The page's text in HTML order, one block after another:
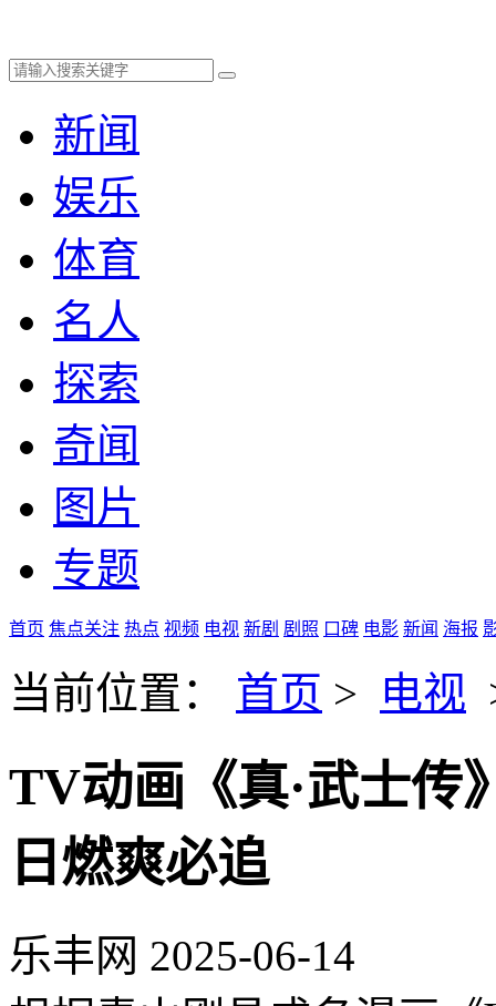
新闻
娱乐
体育
名人
探索
奇闻
图片
专题
首页 焦点关注 热点 视频 电视 新剧 剧照 口碑 电影 新闻 海报
当前位置： 首页 > 电视
TV动画《真·武士传
日燃爽必追
乐丰网 2025-06-14